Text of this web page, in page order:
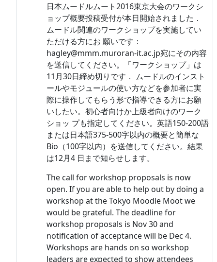
日本ムードルムート2016東京大会のワークシ
ョップ概要投稿受付が本日開始されました．
ムードル関連のワークショップを実施してい
ただける方にお 願いです：
hagley@mmm.muroran-it.ac.jp宛にその内容
を送信してください。「ワークショップ」は
11月30日締め切りです． ムードルのインスト
ールやモジュールの使い方などを参加者に実
際に操作してもらう形で指導できる方にお願
いしたい。初心者向けか上級者向けのワーク
ショッ プも指定してください。英語150-200語
または日本語375-500字以内の概要と簡単な
Bio（100字以内）を送信してください。結果
は12月4 日まで知らせします。
The call for workshop proposals is now
open. If you are able to help out by doing a
workshop at the Tokyo Moodle Moot we
would be grateful. The deadline for
workshop proposals is Nov 30 and
notification of acceptance will be Dec 4.
Workshops are hands on so workshop
leaders are expected to show attendees